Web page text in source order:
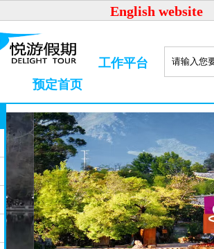
English website
预定首页
工作平台